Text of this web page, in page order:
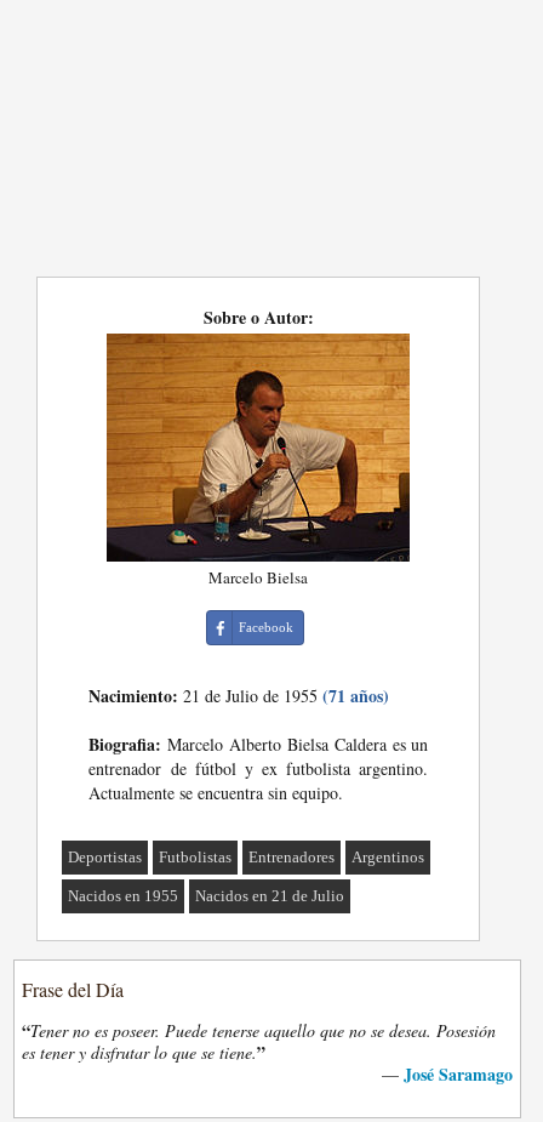
Sobre o Autor:
Marcelo Bielsa
Facebook
Nacimiento: 21 de Julio de 1955(71 años)
Biografia: Marcelo Alberto Bielsa Caldera es un
entrenador de fútbol y ex futbolista argentino.
Actualmente se encuentra sin equipo.
Deportistas Futbolistas Entrenadores Argentinos
Nacidos en 1955 Nacidos en 21 de Julio
Frase del Día
“Tener no es poseer. Puede tenerse aquello que no se desea. Posesión
es tener y disfrutar lo que se tiene.”
— José Saramago